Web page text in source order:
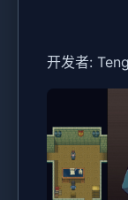
开发者: